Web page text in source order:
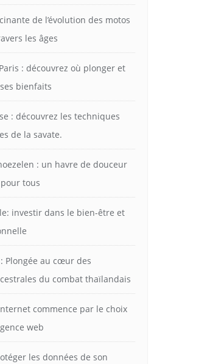
de l’évolution des motos
les âges
: découvrez où plonger et
bienfaits
: découvrez les techniques
de la savate.
: un havre de douceur
tous
investir dans le bien-être et
Plongée au cœur des
du combat thaïlandais
commence par le choix
web
les données de son